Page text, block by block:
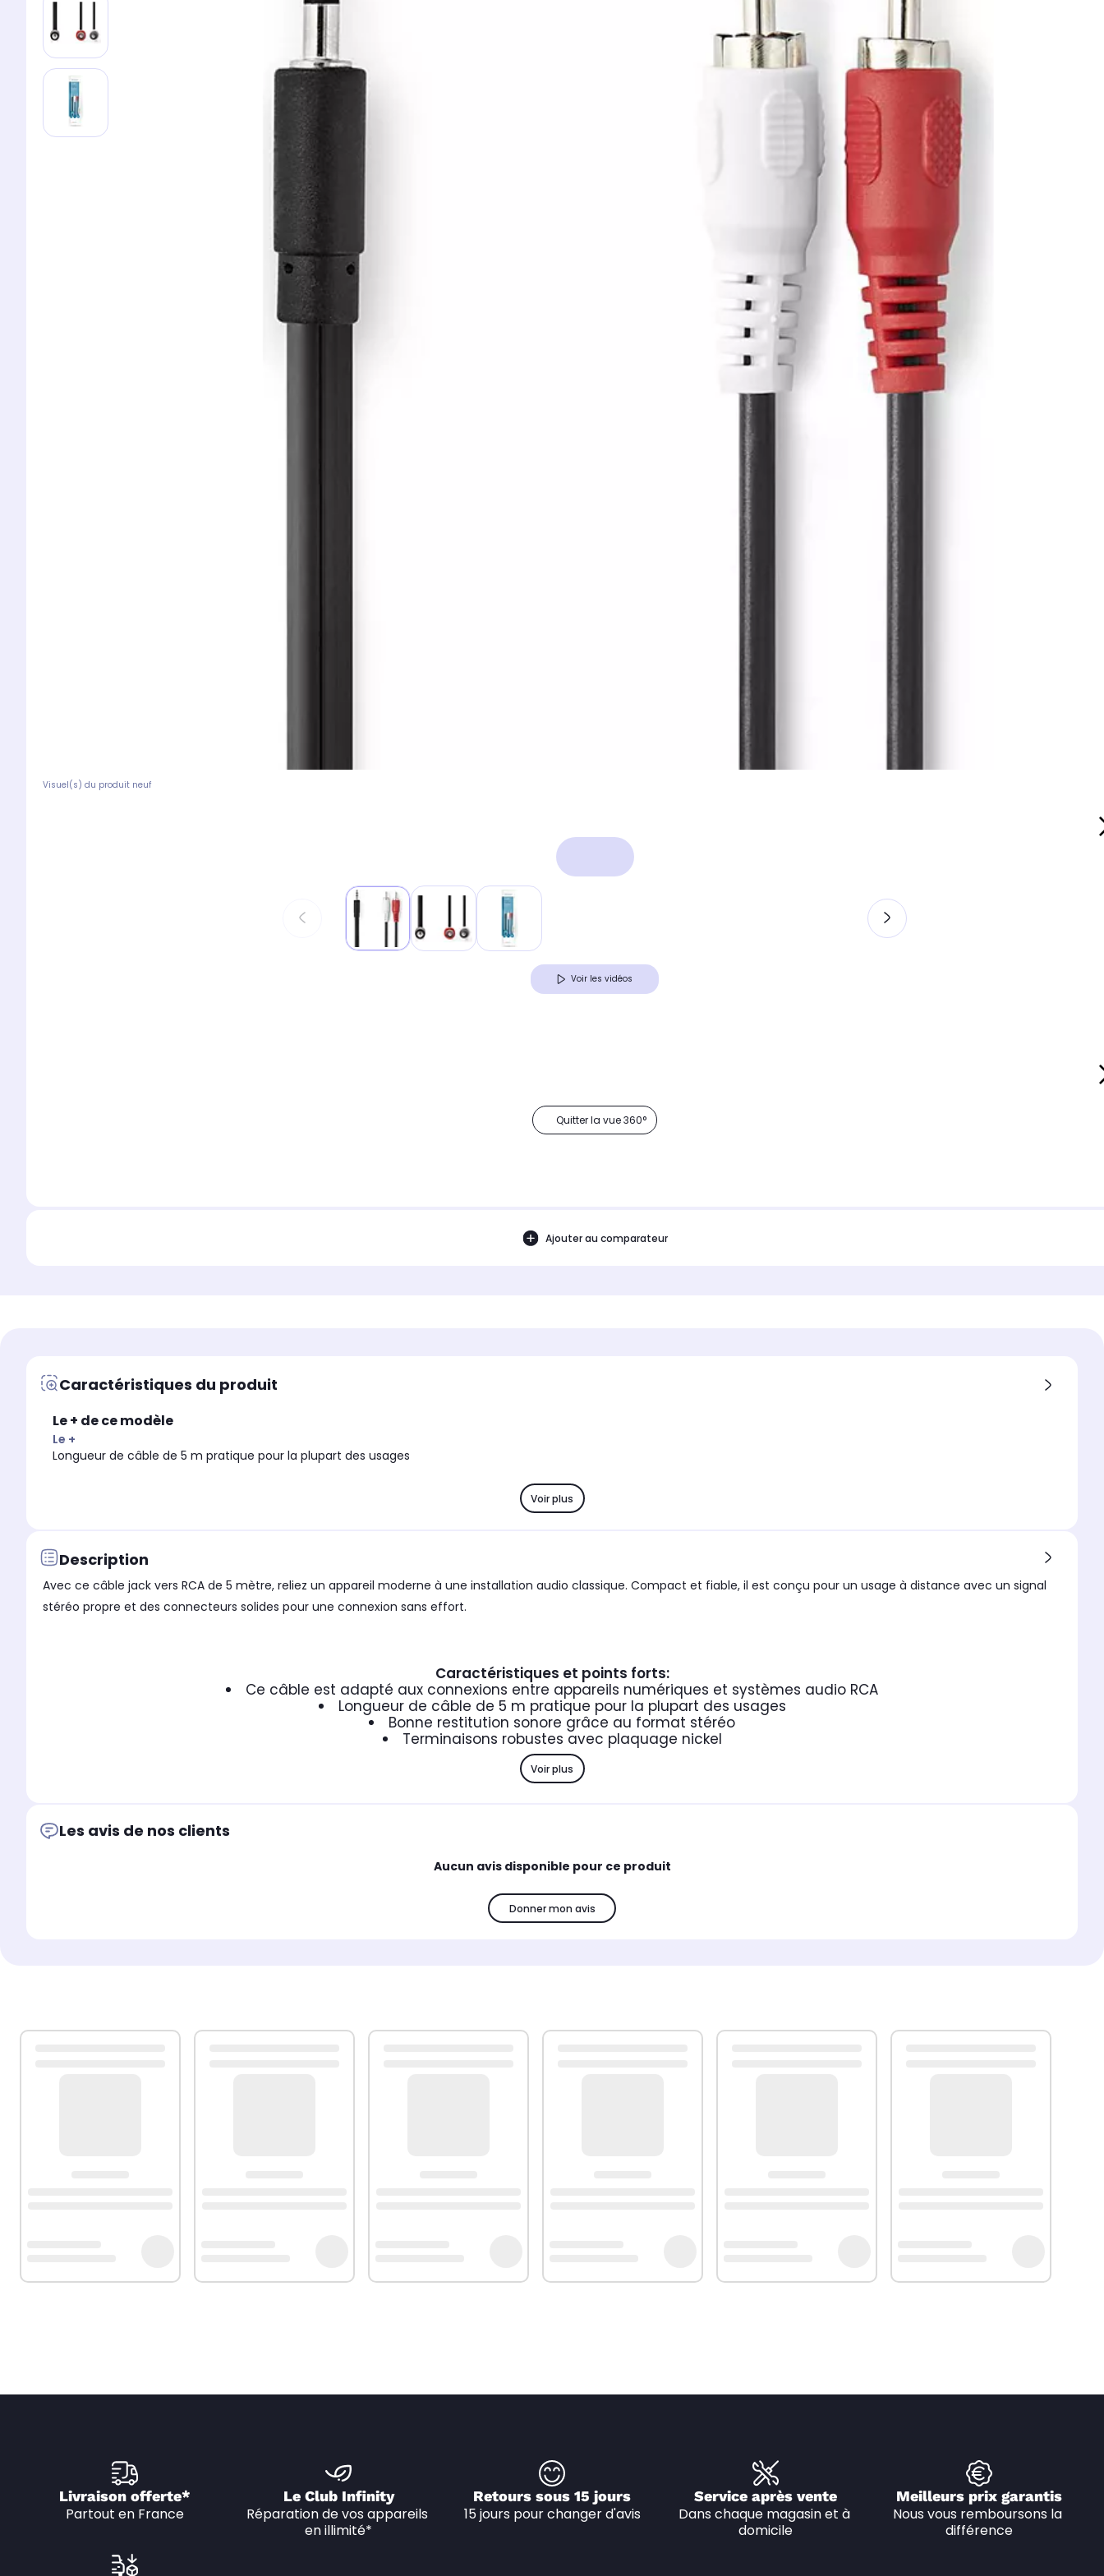
Visuel(s) du produit neuf
Voir les vidéos
Quitter la vue 360°
Ajouter au comparateur
Caractéristiques du produit
Le + de ce modèle
Le +
Longueur de câble de 5 m pratique pour la plupart des usages
Voir plus
Description
Avec ce câble jack vers RCA de 5 mètre, reliez un appareil moderne à une installation audio classique. Compact et fiable, il est conçu pour un usage à distance avec un signal
stéréo propre et des connecteurs solides pour une connexion sans effort.
Caractéristiques et points forts:
Ce câble est adapté aux connexions entre appareils numériques et systèmes audio RCA
Longueur de câble de 5 m pratique pour la plupart des usages
Bonne restitution sonore grâce au format stéréo
Terminaisons robustes avec plaquage nickel
Voir plus
Les avis de nos clients
Aucun avis disponible pour ce produit
Donner mon avis
Livraison offerte*
Partout en France
Le Club Infinity
Réparation de vos appareils
en illimité*
Retours sous 15 jours
15 jours pour changer d'avis
Service après vente
Dans chaque magasin et à
domicile
Meilleurs prix garantis
Nous vous remboursons la
différence